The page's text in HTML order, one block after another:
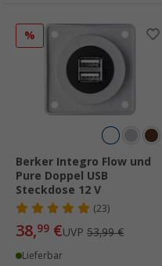
%
Berker Integro Flow und
Pure Doppel USB
Steckdose 12 V
(23)
38,99 €UVP 53,99 €
Lieferbar